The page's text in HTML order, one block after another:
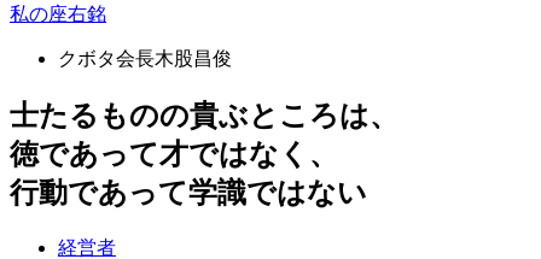
私の座右銘
クボタ会長木股昌俊
士たるものの貴ぶところは、
徳であって才ではなく、
行動であって学識ではない
経営者